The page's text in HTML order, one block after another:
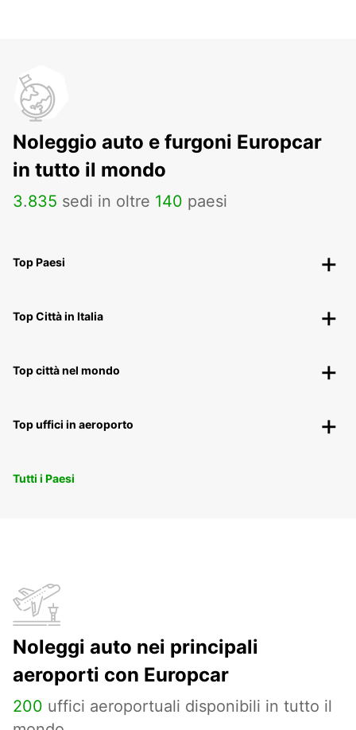
Noleggio auto e furgoni Europcar
in tutto il mondo
3.835 sedi in oltre 140 paesi
Top Paesi
Top Città in Italia
Top città nel mondo
Top uffici in aeroporto
Tutti i Paesi
Noleggi auto nei principali
aeroporti con Europcar
200 uffici aeroportuali disponibili in tutto il